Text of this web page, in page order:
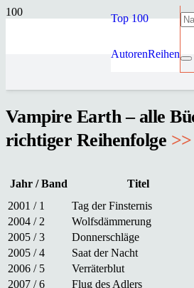
Top 100
AutorenReihen
Vampire Earth – alle
richtiger Reihenfolge >>
Jahr / Band Titel
2001 / 1
Tag der Finsternis
2004 / 2
Wolfsdämmerung
2005 / 3
Donnerschläge
2005 / 4
Saat der Nacht
2006 / 5
Verräterblut
2007 / 6
Flug des Adlers